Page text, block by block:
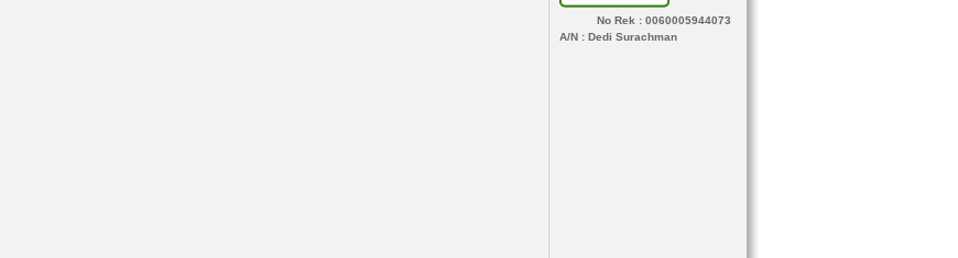
No Rek : 0060005944073
A/N : Dedi Surachman